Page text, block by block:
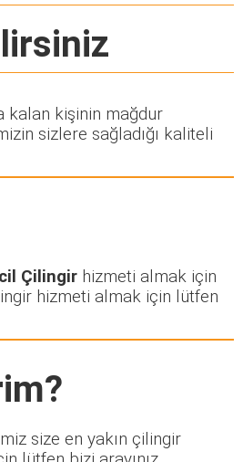
kalan kişinin mağdur
sizlere sağladığı kaliteli
Çilingir hizmeti almak için
hizmeti almak için lütfen
size en yakın çilingir